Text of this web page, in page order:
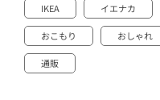
IKEA イエナカ
おこもり おしゃれ
通販